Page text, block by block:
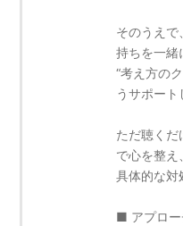
そのうえで
持ちを一緒
“考え方の
うサポート
ただ聴くだ
で心を整え
具体的な対
■ アプロー